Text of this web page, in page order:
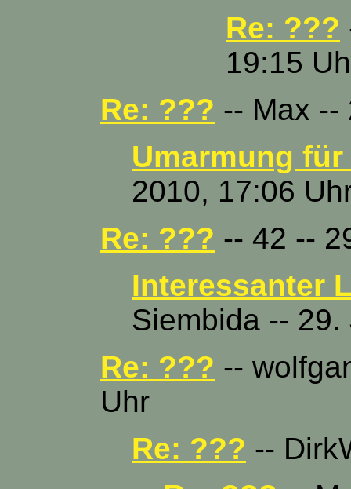
Re: ???
19:15
Re: ??? -- Max --
Umarmung für
2010, 17:06
Re: ??? -- 42 --
Interessanter
Siembida --
Re: ??? --
Uhr
Re: ??? --